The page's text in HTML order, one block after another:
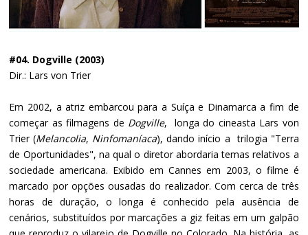
#04. Dogville (2003)
Dir.: Lars von Trier
Em 2002, a atriz embarcou para a Suíça e Dinamarca a fim de
começar as filmagens de Dogville, longa do cineasta Lars von
Trier (Melancolia, Ninfomaníaca), dando início a trilogia "Terra
de Oportunidades", na qual o diretor abordaria temas relativos a
sociedade americana. Exibido em Cannes em 2003, o filme é
marcado por opções ousadas do realizador. Com cerca de três
horas de duração, o longa é conhecido pela ausência de
cenários, substituídos por marcações a giz feitas em um galpão